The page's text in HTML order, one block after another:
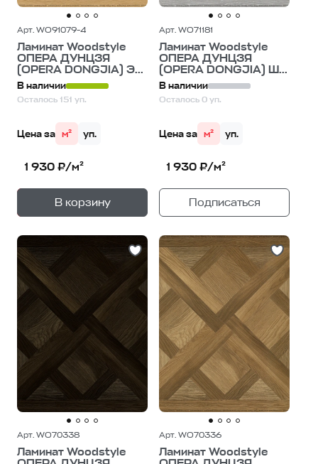
Арт. WO91079-4
Ламинат Woodstyle
ОПЕРА ДУНЦЗЯ
(OPERA DONGJIA) Э...
В наличии
Осталось 151 уп.
Цена за м² уп.
1 930 ₽/м²
В корзину
— 1уп.
Арт. WO71181
Ламинат Woodstyle
ОПЕРА ДУНЦЗЯ
(OPERA DONGJIA) Ш...
В наличии
Осталось 0 уп.
Цена за м² уп.
1 930 ₽/м²
Подписаться
Арт. WO70338
Ламинат Woodstyle
Арт. WO70336
Ламинат Woodstyle